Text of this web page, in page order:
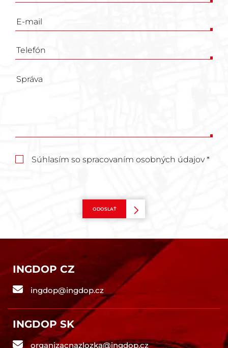
Súhlasím so spracovaním osobných údajov *
ODOSLAŤ
INGDOP CZ
ingdop@ingdop.cz
INGDOP SK
organizacnazlozka@ingdop.cz